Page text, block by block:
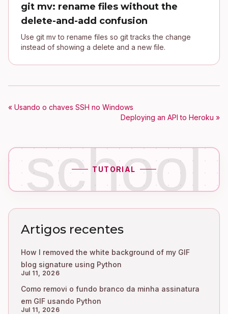
git mv: rename files without the
delete-and-add confusion
Use git mv to rename files so git tracks the change
instead of showing a delete and a new file.
« Usando o chaves SSH no Windows
Deploying an API to Heroku »
school
TUTORIAL
Artigos recentes
How I removed the white background of my GIF
blog signature using Python
Jul 11, 2026
Como removi o fundo branco da minha assinatura
em GIF usando Python
Jul 11, 2026